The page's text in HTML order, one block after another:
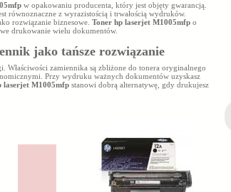
w opakowaniu producenta, który jest objęty gwarancją.
równoznaczne z wyrazistością i trwałością wydruków.
rozwiązanie biznesowe. Toner hp laserjet M1005mfp o
drukowanie wielu dokumentów.
jako tańsze rozwiązanie
Właściwości zamiennika są zbliżone do tonera oryginalnego
Przy wydruku ważnych dokumentów uzyskasz
laserjet M1005mfp stanowi dobrą alternatywę, gdy drukujesz